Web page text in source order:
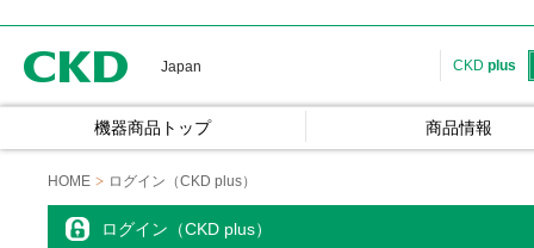
Japan CKD plus
機器商品トップ 商品情報
HOME ログイン（CKD plus）
ログイン（CKD plus）